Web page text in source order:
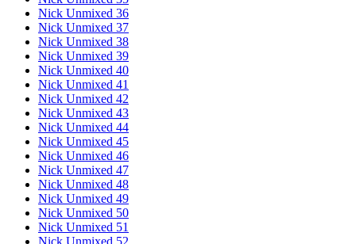
Nick Unmixed 36
Nick Unmixed 37
Nick Unmixed 38
Nick Unmixed 39
Nick Unmixed 40
Nick Unmixed 41
Nick Unmixed 42
Nick Unmixed 43
Nick Unmixed 44
Nick Unmixed 45
Nick Unmixed 46
Nick Unmixed 47
Nick Unmixed 48
Nick Unmixed 49
Nick Unmixed 50
Nick Unmixed 51
Nick Unmixed 52